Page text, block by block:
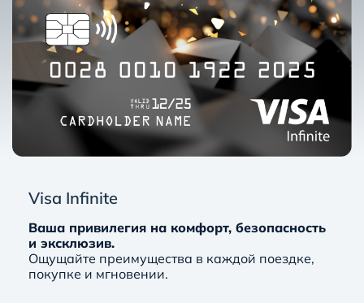
Visa Infinite
Ваша привилегия на комфорт, безопасность
и эксклюзив.
Ощущайте преимущества в каждой поездке,
покупке и мгновении.